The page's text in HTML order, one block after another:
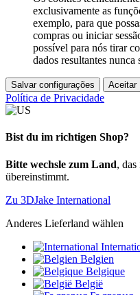
exclusivamente as
exemplo, para que
compras ou iniciar
possível para nós tirar
dados resultantes
Salvar configurações Aceitar
Política de Privacidade
Bist du im richtigen Shop?
Bitte wechsle zum Land,
übereinstimmt.
Zu 3DJake International
Anderes Lieferland wählen
Belgien
Belgique
België